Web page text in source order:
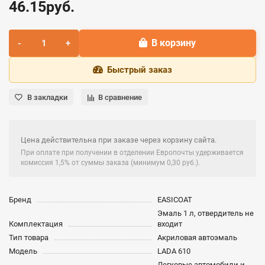
46.15руб.
В корзину
Быстрый заказ
В закладки В сравнение
Цена действительна при заказе через корзину сайта.
При оплате при получении в отделении Европочты удерживается
комиссия 1,5% от суммы заказа (минимум 0,30 руб.).
Бренд EASICOAT
Комплектация
Эмаль 1 л, отвердитель не
входит
Тип товара
Акриловая автоэмаль
Модель
LADA 610